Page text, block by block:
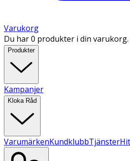
Varukorg
Du har 0 produkter i din varukorg.
Produkter
Kampanjer
Kloka Råd
VarumärkenKundklubbTjänster